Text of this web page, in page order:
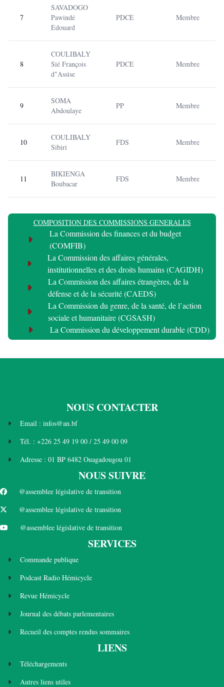
7
SAVADOGO
Pawindé
Edouard
PDCE Membre
8
COULIBALY
Sié François
d"Assise
PDCE Membre
9
SOMA
Abdoulaye
PP Membre
10
COULIBALY
Sibiri
FDS Membre
11
BIKIENGA
Boubacar
FDS Membre
COMPOSITION DES COMMISSIONS GENERALES
La Commission des finances et du budget
(COMFIB)
La Commission des affaires générales,
institutionnelles et des droits humains (CAGIDH)
La Commission des affaires étrangères, de la
défense et de la sécurité (CAEDS)
La Commission du genre, de la santé, de l’action
sociale et humanitaire (CGSASH)
La Commission du développement durable (CDD)
NOUS CONTACTER
Email : infos@an.bf
Tél. : +226 25 49 19 00 / 25 49 00 09
Adresse : 01 BP 6482 Ouagadougou 01
NOUS SUIVRE
@assemblee législative de transition
@assemblee législative de transition
@assemblee législative de transition
SERVICES
Commande publique
Podcast Radio Hémicycle
Revue Hémicycle
Journal des débats parlementaires
Recueil des comptes rendus sommaires
LIENS
Téléchargements
Autres liens utiles